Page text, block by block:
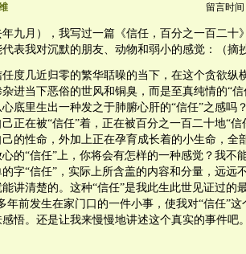
留言时间
年九月），我写过一篇《信任，百分之一百二十
表我对沉默的朋友、动物和弱小的感觉：（摘
度几近归零的繁华聒噪的当下，在这个贪欲纵
进当下恶俗的世风和铜臭，而是至真纯情的“
底里生出一种发之于肺腑心肝的“信任”之感吗
正在被“信任”着，正在被百分之一百二十地“信
的性命，外加上正在孕育成长着的小生命，全
的“信任”上，你将会有怎样的一种感觉？我不
的字“信任”，实际上所含盖的内容和分量，远远
讲清楚的。这种“信任”是我此生此世见证过的
年前发生在家门口的一件小事，使我对“信任”
感悟。还是让我来慢慢地讲述这个真实的事件吧